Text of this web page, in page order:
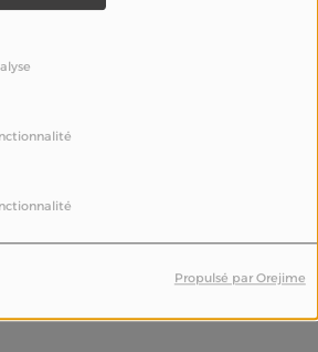
Propulsé par Orejime
Damien Chazelle